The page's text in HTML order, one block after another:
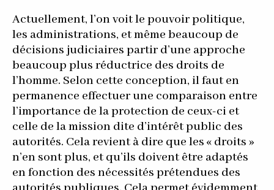
Actuellement, l’on voit le pouvoir politique,
les administrations, et même beaucoup de
décisions judiciaires partir d’une approche
beaucoup plus réductrice des droits de
l’homme. Selon cette conception, il faut en
permanence effectuer une comparaison entre
l’importance de la protection de ceux-ci et
celle de la mission dite d’intérêt public des
autorités. Cela revient à dire que les « droits »
n’en sont plus, et qu’ils doivent être adaptés
en fonction des nécessités prétendues des